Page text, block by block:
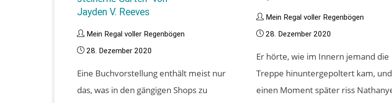
Mein Regal voller Regenbögen
28. Dezember 2020
Er hörte, wie im Innern jemand die
Treppe hinuntergepoltert kam, und
einen Moment später riss
Jayden V. Reeves
Mein Regal voller Regenbögen
28. Dezember 2020
Eine Buchvorstellung enthält meist nur
das, was in den gängigen Shops zu